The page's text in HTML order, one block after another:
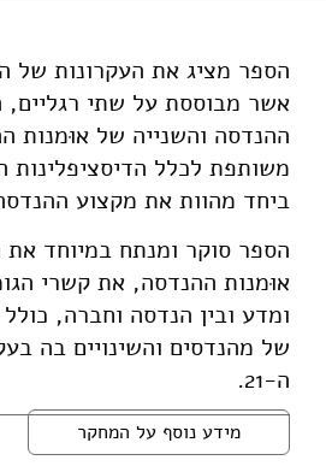
הספר מציג את העקרונות של
אשר מבוססת על שתי
ההנדסה והשנייה של אוּמנות
משותפת לכלל הדיסציפלינות
ביחד מהוות את מקצוע
הספר סוקר ומנתח במיוחד את
אוּמנות ההנדסה, את קשרי
ומדע ובין הנדסה וחברה,
של מהנדסים והשינויים בה
ה-21.
מידע נוסף על המחקר